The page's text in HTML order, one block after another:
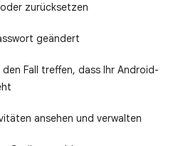
zurücksetzen
geändert
Fall treffen, dass Ihr Android-
ansehen und verwalten